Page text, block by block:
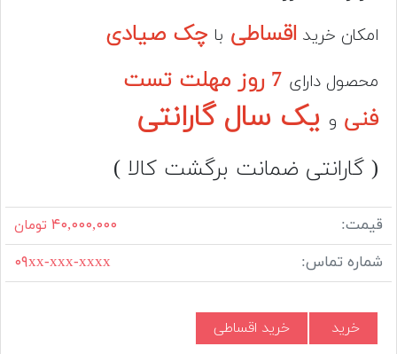
لیست
دوربین
بله
امکان خرید اقساطی با چک صیادی
محصول دارای
7 روز مهلت تست
فنی و یک سال گارانتی
( گارانتی ضمانت برگشت کالا )
قیمت: ۴۰,۰۰۰,۰۰۰ تومان
شماره تماس: ۰۹xx-xxx-xxxx
خرید خرید اقساطی